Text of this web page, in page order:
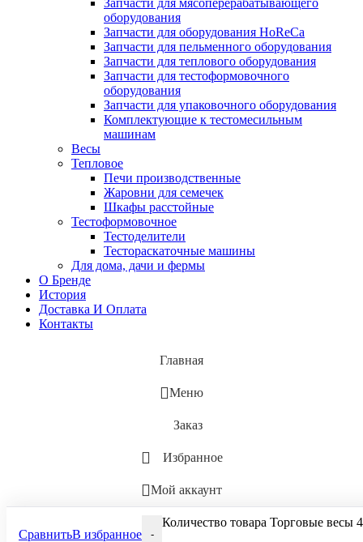
Запчасти для мясоперерабатывающего
оборудования
Запчасти для оборудования HoReCa
Запчасти для пельменного оборудования
Запчасти для теплового оборудования
Запчасти для тестоформовочного
оборудования
Запчасти для упаковочного оборудования
Комплектующие к тестомесильным
машинам
Весы
Тепловое
Печи производственные
Жаровни для семечек
Шкафы расстойные
Тестоформовочное
Тестоделители
Тестораскаточные машины
Для дома, дачи и фермы
О Бренде
История
Доставка И Оплата
Контакты
Главная
Меню
Заказ
Избранное
Мой аккаунт
СравнитьВ избранное -
Количество товара Торговые весы